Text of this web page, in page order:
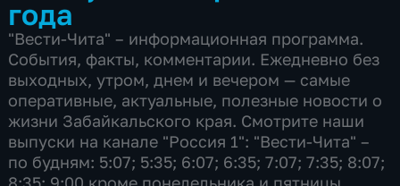
года
"Вести-Чита" – информационная программа.
События, факты, комментарии. Ежедневно без
выходных, утром, днем и вечером — самые
оперативные, актуальные, полезные новости о
жизни Забайкальского края. Смотрите наши
выпуски на канале "Россия 1": "Вести-Чита" –
по будням: 5:07; 5:35; 6:07; 6:35; 7:07; 7:35; 8:07;